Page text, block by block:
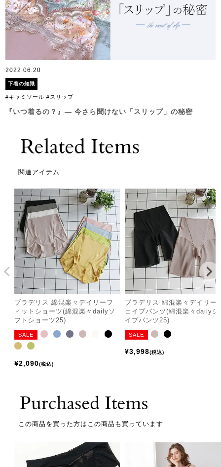
2022.06.20
下着の知識
#キャミソール #スリップ
『いつ着るの？』― 今さら聞けない「スリップ」の秘密
関連アイテム
ブラデリス 綿混楽々デイリーフ
ィットショーツ(綿混楽々dailyソ
フトショーツ25)
SALE
¥2,090 税込
ブラデリス 綿混楽々デイリー
ェイプパンツ(綿混楽々dailyシ
イプパンツ25)
SALE
¥3,998 税込
この商品を買った方はこの商品も買っています